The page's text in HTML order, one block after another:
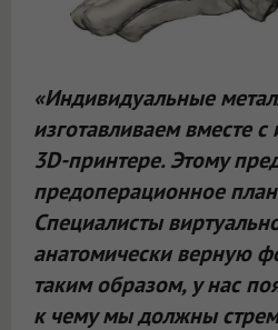
«Индивидуальные
изготавливаем вместе
3D-принтере. Этому
предоперационное
Специалисты
анатомически верную
таким образом, у нас
к чему мы должны